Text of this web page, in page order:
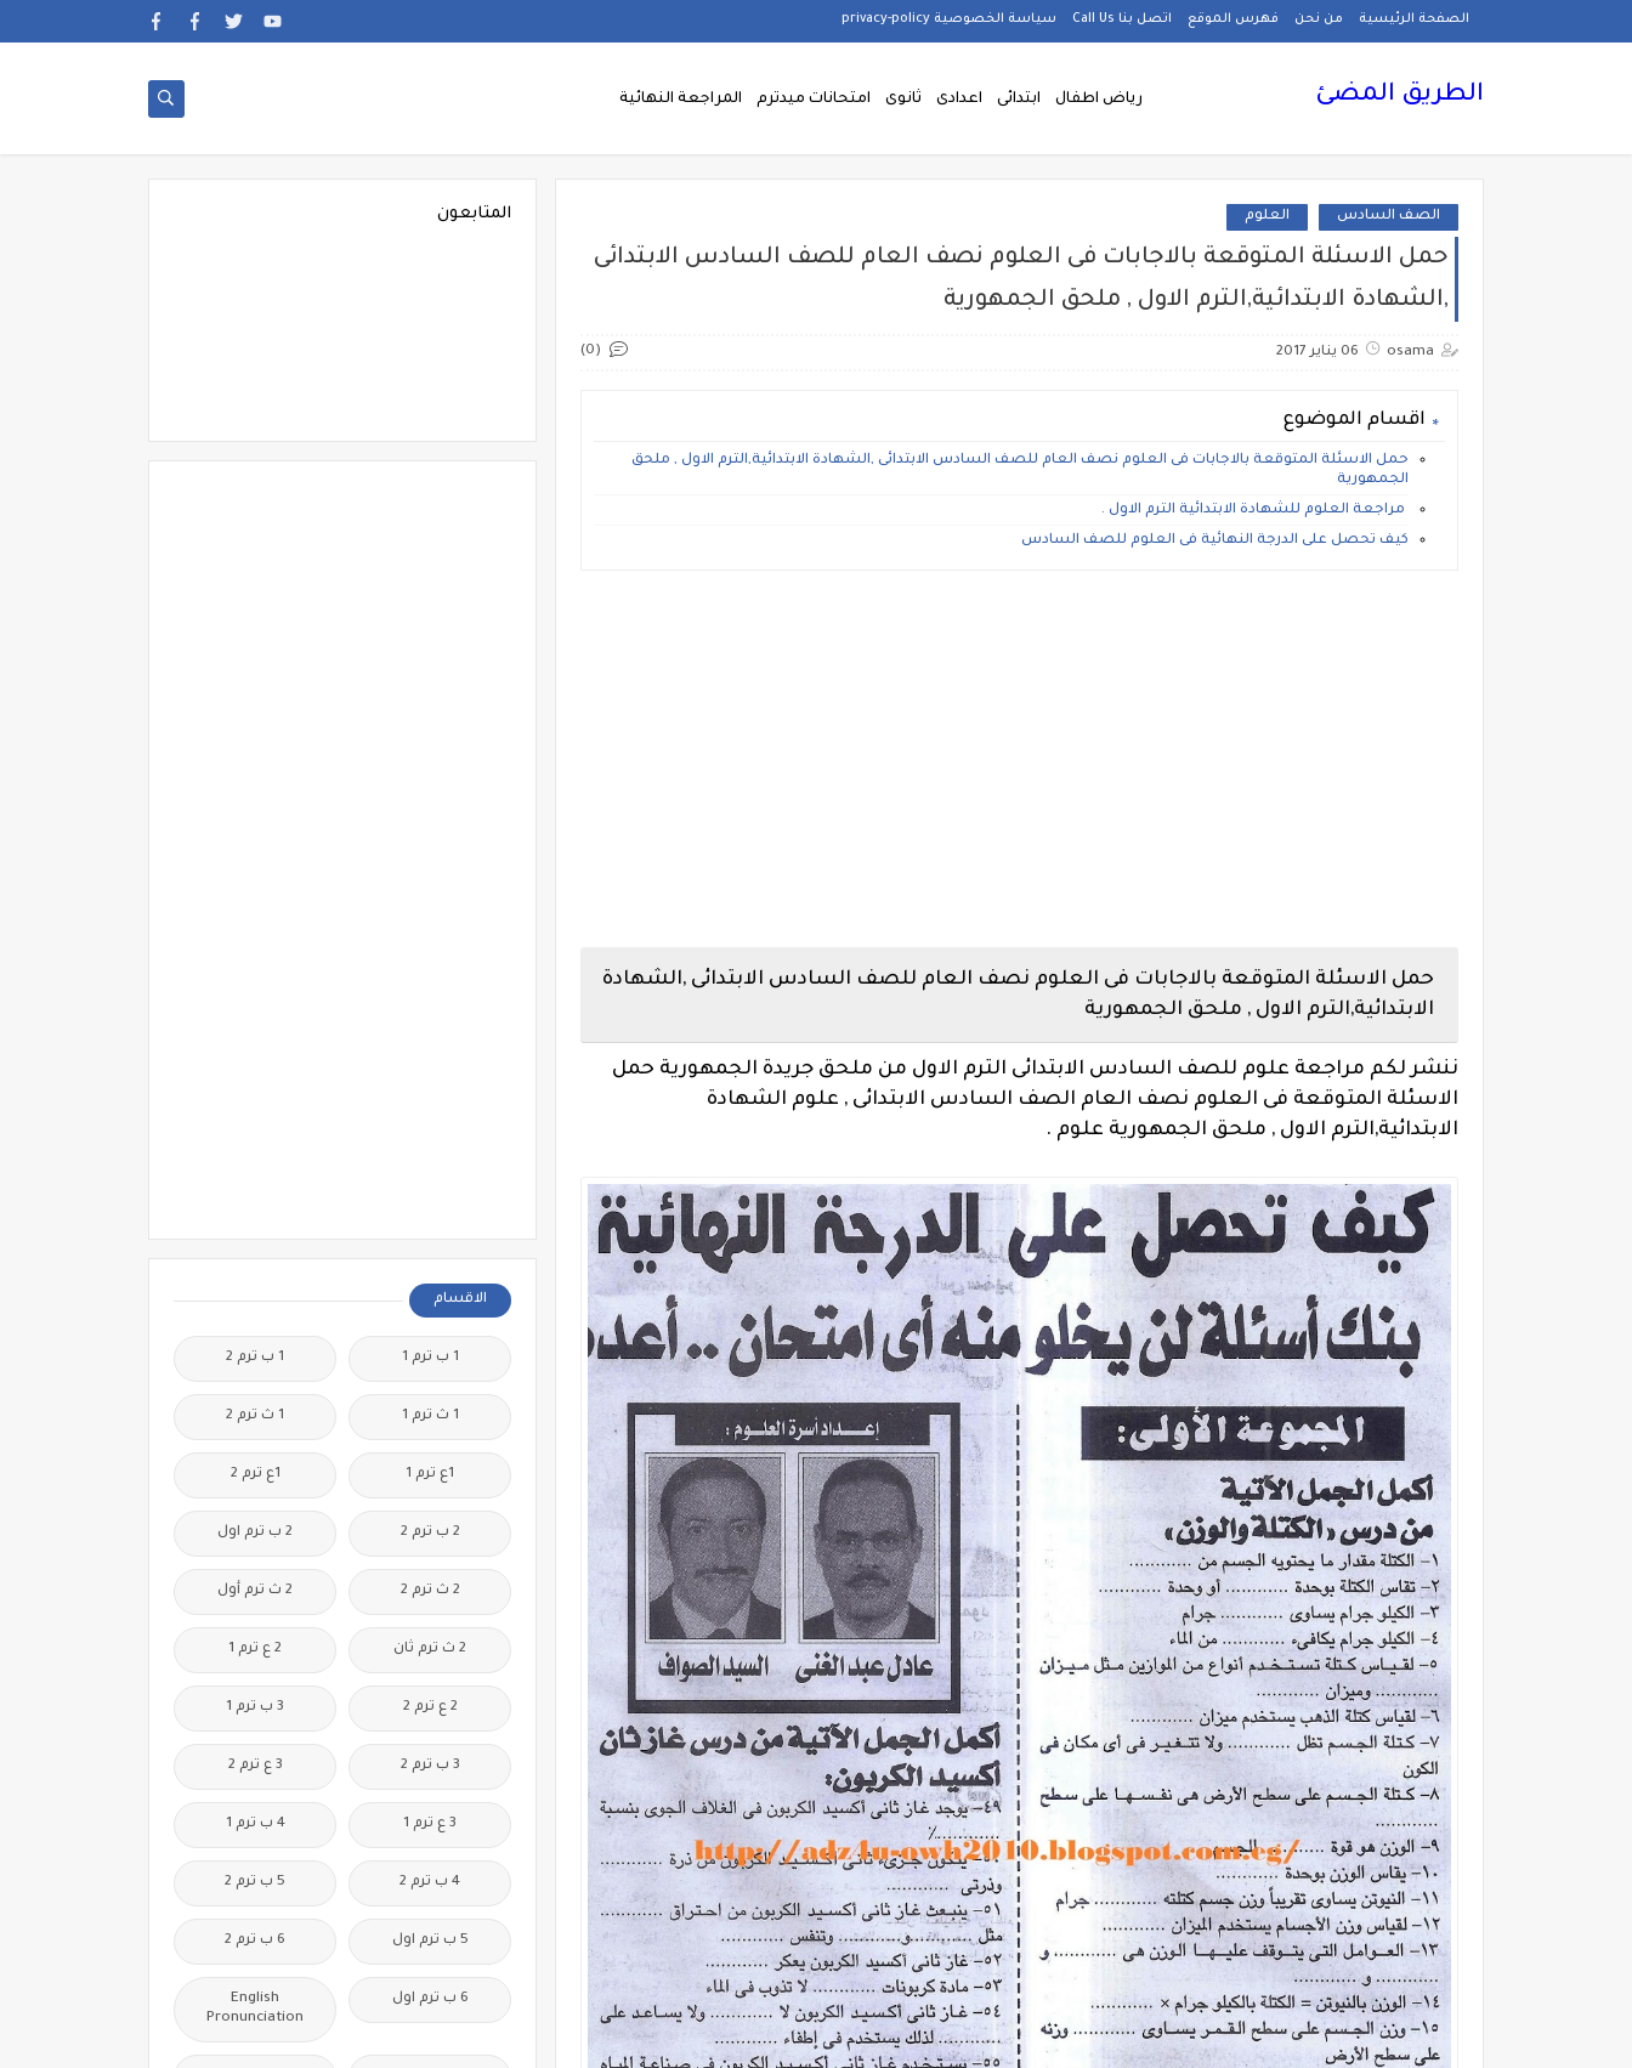
الصفحة الرئيسية من نحن فهرس الموقع اتصل بنا Call Us سياسة الخصوصية privacy-policy
الطريق المضئ رياض اطفال ابتدائى اعدادى ثانوى امتحانات ميدترم المراجعة النهائية
الصف السادس العلوم
حمل الاسئلة المتوقعة بالاجابات فى العلوم نصف العام للصف السادس الابتدائى
,الشهادة الابتدائية,الترم الاول , ملحق الجمهورية
osama 06 يناير 2017 (0)
اقسام الموضوع
حمل الاسئلة المتوقعة بالاجابات فى العلوم نصف العام للصف السادس الابتدائى ,الشهادة الابتدائية,الترم الاول , ملحق
الجمهورية
مراجعة العلوم للشهادة الابتدائية الترم الاول .
كيف تحصل على الدرجة النهائية فى العلوم للصف السادس
حمل الاسئلة المتوقعة بالاجابات فى العلوم نصف العام للصف السادس الابتدائى ,الشهادة
الابتدائية,الترم الاول , ملحق الجمهورية
ننشر لكم مراجعة علوم للصف السادس الابتدائى الترم الاول من ملحق جريدة الجمهورية حمل
الاسئلة المتوقعة فى العلوم نصف العام الصف السادس الابتدائى , علوم الشهادة
الابتدائية,الترم الاول , ملحق الجمهورية علوم .
المتابعون
الاقسام
1 ب ترم 1 1 ب ترم 2
1 ث ترم 1 1 ث ترم 2
1ع ترم 1 1ع ترم 2
2 ب ترم 2 2 ب ترم اول
2 ث ترم 2 2 ث ترم أول
2 ث ترم ثان 2 ع ترم 1
2 ع ترم 2 3 ب ترم 1
3 ب ترم 2 3 ع ترم 2
3 ع ترم 1 4 ب ترم 1
4 ب ترم 2 5 ب ترم 2
5 ب ترم اول 6 ب ترم 2
6 ب ترم اول
English
Pronunciation